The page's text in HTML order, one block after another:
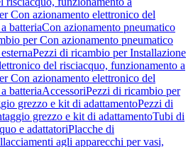
Con azionamento elettronico del
batteriaCon azionamento pneumatico
per Con azionamento pneumatico
Pezzi di ricambio per Installazione
del risciacquo, funzionamento a
Con azionamento elettronico del
batteriaAccessoriPezzi di ricambio per
grezzo e kit di adattamentoPezzi di
grezzo e kit di adattamentoTubi di
e adattatoriPlacche di
agli apparecchi per vasi,